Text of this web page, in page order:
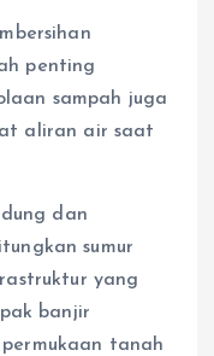
penting
sampah juga
aliran air saat
dan
sumur
yang
banjir
tanah